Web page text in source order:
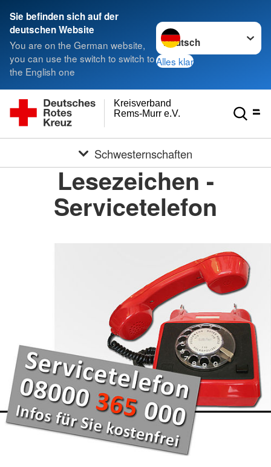
Sie befinden sich auf der
deutschen Website
You are on the German website,
you can use the switch to switch to
the English one
Sprache wechseln zu
Alles klar
Rems-Murr e.V.
Kreisverband
Schwesternschaften
Lesezeichen -
Servicetelefon